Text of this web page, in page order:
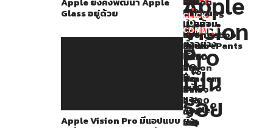
Glass อยู่ด้วย
Apple Vision Pro มีแอปแบบ
Vision
Pro
เป็น
รอย
และ
ถึง
มือ
ผู้
ใช้
งาน
กัน
also
like...
ราคา
ถูก
เปิด
ตัวอย่าง
เร็ว
สุด
ปี
หน้า
และ
Apple
ยัง
Pro
มี
แอป
แบบ
เน
ที
ฟก
ว่า
2,500
แอป
แล้ว
สภาพ
แวดล้อม
SpongeBob
SquarePants
บน
Vision
Pro
Samsung
พัฒนา
จอ
micro-
OLED
แบบ
Tandem
สำเร็จ
คาด
นำ
มา
CLICK
TO
COMMENT